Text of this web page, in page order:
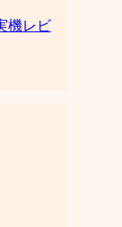
機レビ